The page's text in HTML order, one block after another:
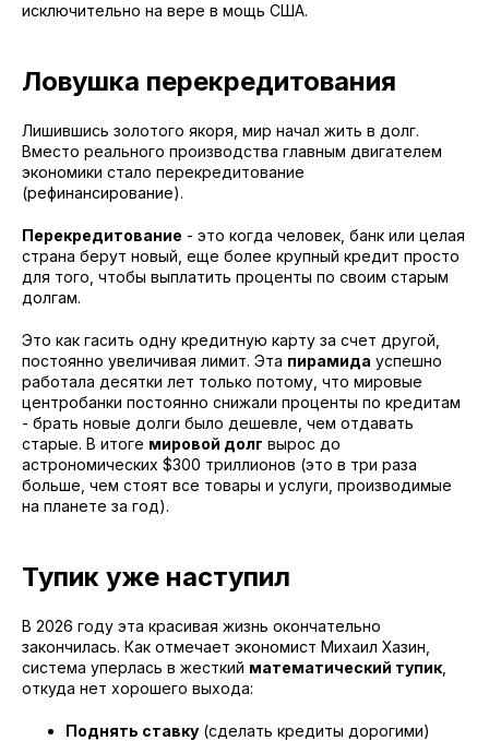
исключительно на вере в мощь США.
Ловушка перекредитования
Лишившись золотого якоря, мир начал жить в долг.
Вместо реального производства главным двигателем
экономики стало перекредитование
(рефинансирование).
Перекредитование - это когда человек, банк или целая
страна берут новый, еще более крупный кредит просто
для того, чтобы выплатить проценты по своим старым
долгам.
Это как гасить одну кредитную карту за счет другой,
постоянно увеличивая лимит. Эта пирамида успешно
работала десятки лет только потому, что мировые
центробанки постоянно снижали проценты по кредитам
- брать новые долги было дешевле, чем отдавать
старые. В итоге мировой долг вырос до
астрономических $300 триллионов (это в три раза
больше, чем стоят все товары и услуги, производимые
на планете за год).
Тупик уже наступил
В 2026 году эта красивая жизнь окончательно
закончилась. Как отмечает экономист Михаил Хазин,
система уперлась в жесткий математический тупик
откуда нет хорошего выхода:
Поднять ставку (сделать кредиты дорогими)